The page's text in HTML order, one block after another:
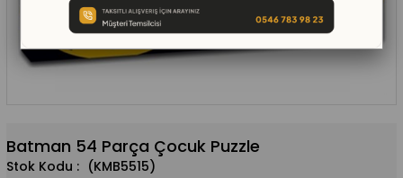
Batman 54 Parça Çocuk Puzzle
(KMB5515)